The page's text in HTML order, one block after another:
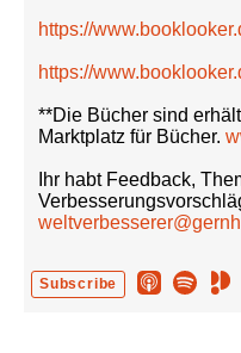
https://
https://
**Die Bücher sind
Marktplatz für Bücher.
Ihr habt Feedback,
Subscribe